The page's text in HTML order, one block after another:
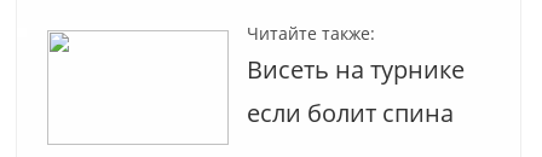
Читайте также:
Висеть на турнике
если болит спина